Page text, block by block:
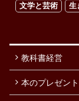
文学と芸術
生
教科書経営
本のプレゼント